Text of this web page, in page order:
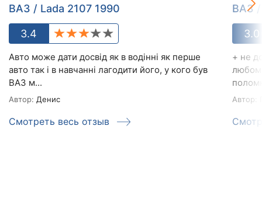
ВАЗ / Lada 2107 1990
3.4
Авто може дати досвід як в водінні як перше
авто так і в навчанні лагодити його, у кого був
ВАЗ м...
Автор: Денис
Смотреть весь отзыв
ВАЗ /
3.0
+ не
любом
Автор: